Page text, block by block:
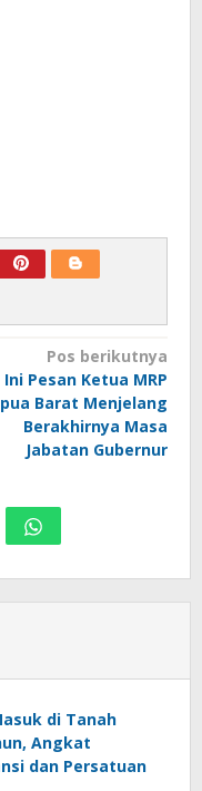
Pos berikutnya
Ini Pesan Ketua MRP
Barat Menjelang
Berakhirnya Masa
Jabatan Gubernur
di Tanah
Angkat
dan Persatuan